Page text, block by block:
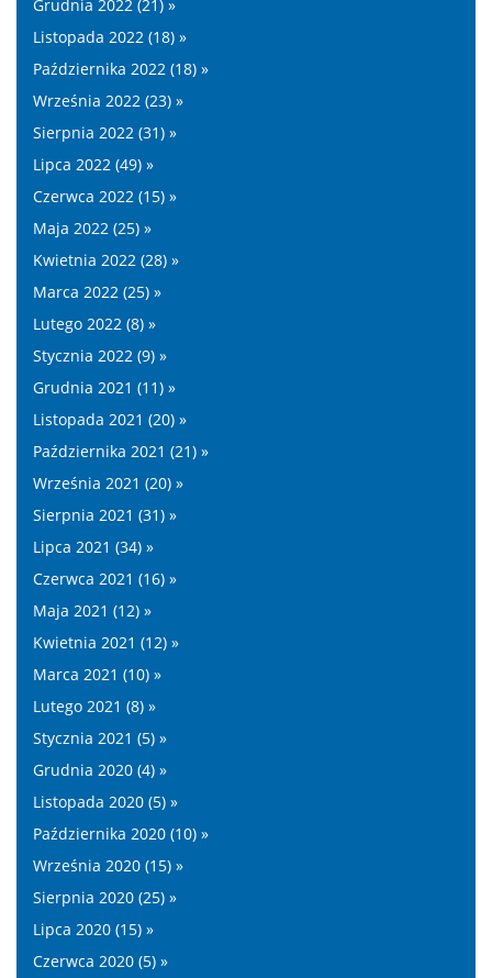
Grudnia 2022 (21) »
Listopada 2022 (18) »
Października 2022 (18) »
Września 2022 (23) »
Sierpnia 2022 (31) »
Lipca 2022 (49) »
Czerwca 2022 (15) »
Maja 2022 (25) »
Kwietnia 2022 (28) »
Marca 2022 (25) »
Lutego 2022 (8) »
Stycznia 2022 (9) »
Grudnia 2021 (11) »
Listopada 2021 (20) »
Października 2021 (21) »
Września 2021 (20) »
Sierpnia 2021 (31) »
Lipca 2021 (34) »
Czerwca 2021 (16) »
Maja 2021 (12) »
Kwietnia 2021 (12) »
Marca 2021 (10) »
Lutego 2021 (8) »
Stycznia 2021 (5) »
Grudnia 2020 (4) »
Listopada 2020 (5) »
Października 2020 (10) »
Września 2020 (15) »
Sierpnia 2020 (25) »
Lipca 2020 (15) »
Czerwca 2020 (5) »